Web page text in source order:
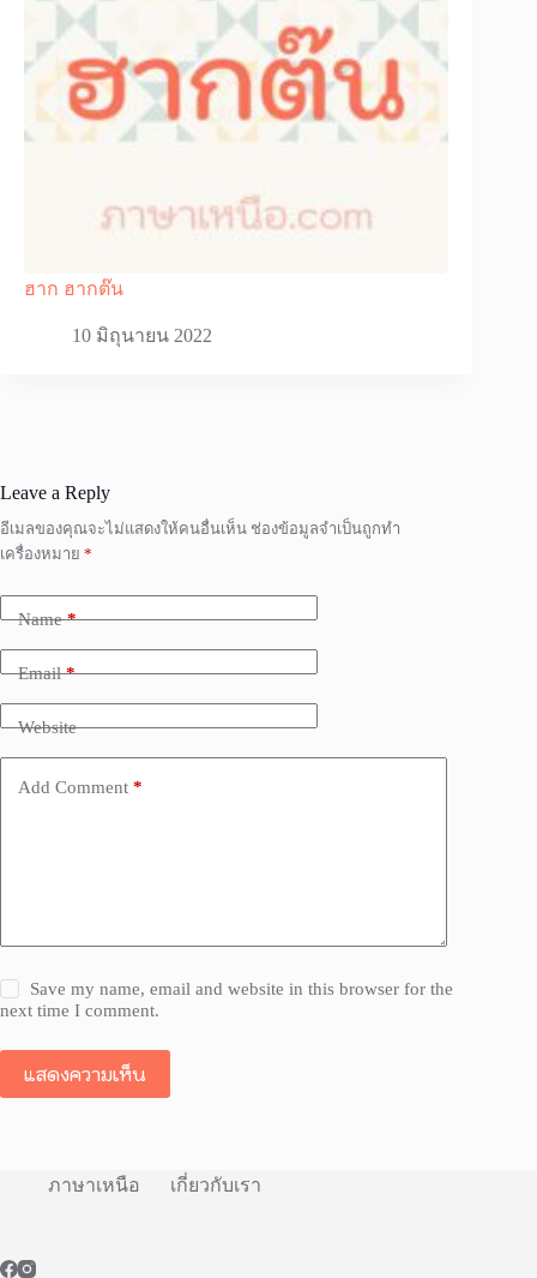
ฮาก ฮากต๊น
10 มิถุนายน 2022
Leave a Reply
อีเมลของคุณจะไม่แสดงให้คนอื่นเห็น ช่องข้อมูลจำเป็นถูกทำ
เครื่องหมาย *
Name*
Email*
Website
Add Comment *
Save my name, email and website in this browser for the
next time I comment.
แสดงความเห็น
ภาษาเหนือ เกี่ยวกับเรา